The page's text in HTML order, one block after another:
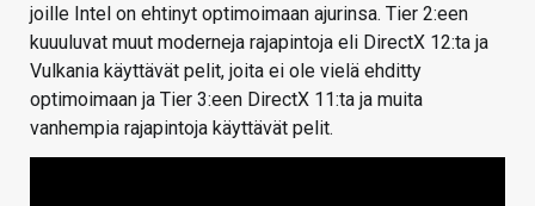
joille Intel on ehtinyt optimoimaan ajurinsa. Tier 2:een
kuuuluvat muut moderneja rajapintoja eli DirectX 12:ta ja
Vulkania käyttävät pelit, joita ei ole vielä ehditty
optimoimaan ja Tier 3:een DirectX 11:ta ja muita
vanhempia rajapintoja käyttävät pelit.